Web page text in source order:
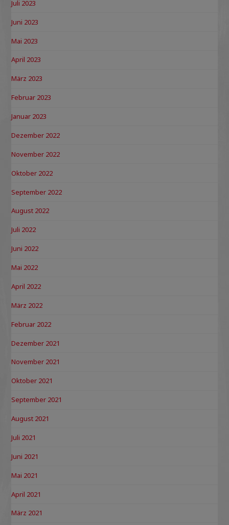
Juli 2023
Juni 2023
Mai 2023
April 2023
März 2023
Februar 2023
Januar 2023
Dezember 2022
November 2022
Oktober 2022
September 2022
August 2022
Juli 2022
Juni 2022
Mai 2022
April 2022
März 2022
Februar 2022
Dezember 2021
November 2021
Oktober 2021
September 2021
August 2021
Juli 2021
Juni 2021
Mai 2021
April 2021
März 2021